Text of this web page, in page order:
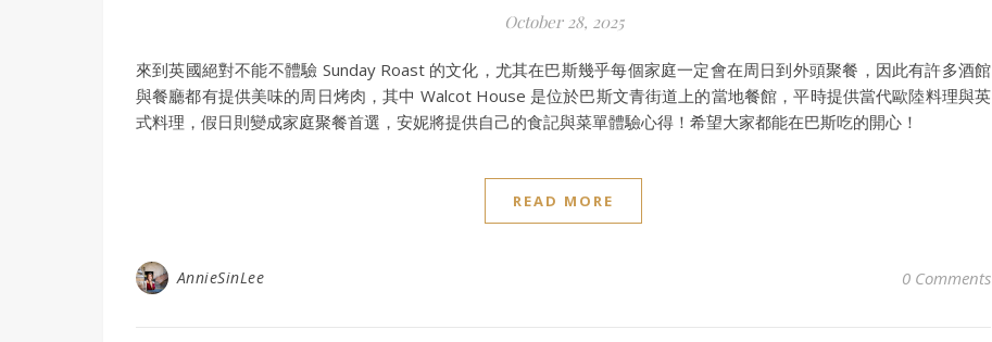
October 28, 2025
來到英國絕對不能不體驗 Sunday Roast 的文化，尤其在巴斯幾乎每個家庭一定會在周日到外頭聚餐，因此有許多酒館
與餐廳都有提供美味的周日烤肉，其中 Walcot House 是位於巴斯文青街道上的當地餐館，平時提供當代歐陸料理與英
式料理，假日則變成家庭聚餐首選，安妮將提供自己的食記與菜單體驗心得！希望大家都能在巴斯吃的開心！
READ MORE
AnnieSinLee 0 Comments